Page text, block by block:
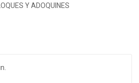
Y ADOQUINES